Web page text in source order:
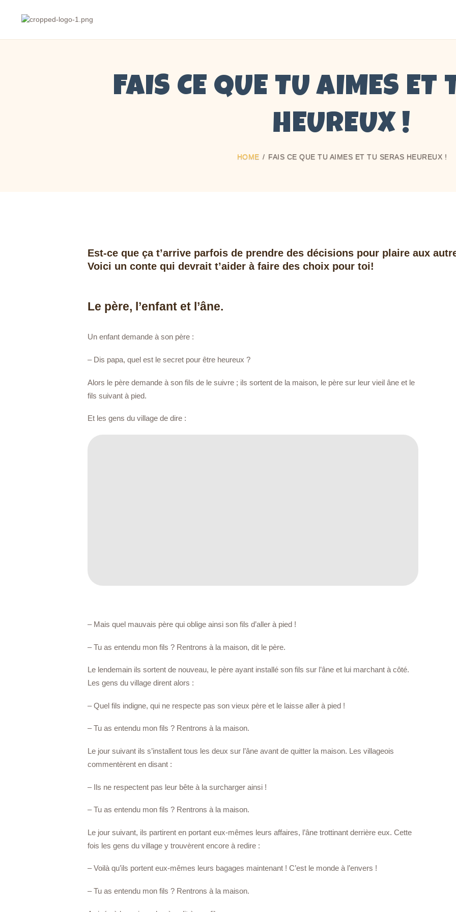
FAIS CE QUE TU AIMES ET
HEUREUX !
HOME FAIS CE QUE TU AIMES ET TU SERAS HEUREUX !
Est-ce que ça t’arrive parfois de prendre des décisions pour plaire aux
Voici un conte qui devrait t’aider à faire des choix pour toi!
Le père, l’enfant et l’âne.
Un enfant demande à son père :
– Dis papa, quel est le secret pour être heureux ?
Alors le père demande à son fils de le suivre ; ils sortent de la maison, le père sur leur vieil âne et le
fils suivant à pied.
Et les gens du village de dire :
– Mais quel mauvais père qui oblige ainsi son fils d’aller à pied !
– Tu as entendu mon fils ? Rentrons à la maison, dit le père.
Le lendemain ils sortent de nouveau, le père ayant installé son fils sur l’âne et lui marchant à côté.
Les gens du village dirent alors :
– Quel fils indigne, qui ne respecte pas son vieux père et le laisse aller à pied !
– Tu as entendu mon fils ? Rentrons à la maison.
Le jour suivant ils s’installent tous les deux sur l’âne avant de quitter la maison. Les villageois
commentèrent en disant :
– Ils ne respectent pas leur bête à la surcharger ainsi !
– Tu as entendu mon fils ? Rentrons à la maison.
Le jour suivant, ils partirent en portant eux-mêmes leurs affaires, l’âne trottinant derrière eux. Cette
fois les gens du village y trouvèrent encore à redire :
– Voilà qu’ils portent eux-mêmes leurs bagages maintenant ! C’est le monde à l’envers !
– Tu as entendu mon fils ? Rentrons à la maison.